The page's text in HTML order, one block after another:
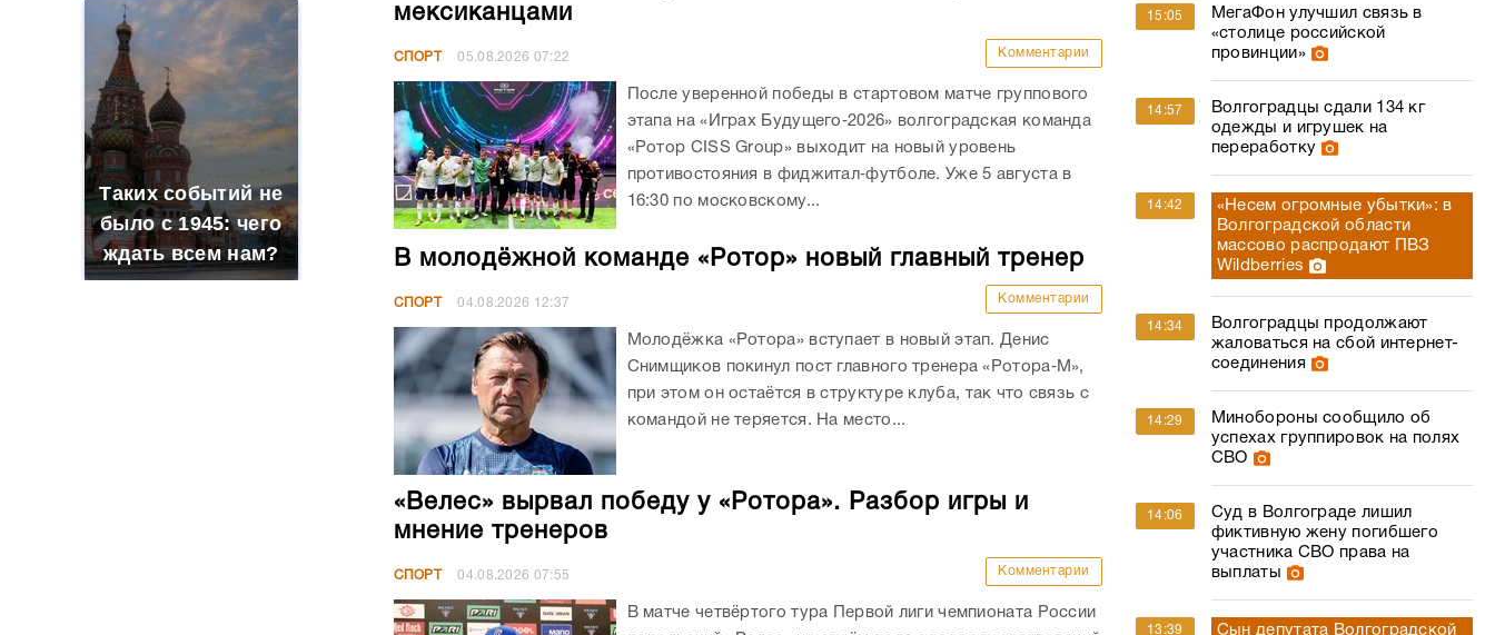
Таких событий не
было с 1945: чего
ждать всем нам?
мексиканцами
СПОРТ 05.08.2026 07:22 Комментарии
После уверенной победы в стартовом матче группового
этапа на «Играх Будущего‑2026» волгоградская команда
«Ротор CISS Group» выходит на новый уровень
противостояния в фиджитал‑футболе. Уже 5 августа в
16:30 по московскому...
В молодёжной команде «Ротор» новый главный тренер
СПОРТ 04.08.2026 12:37 Комментарии
Молодёжка «Ротора» вступает в новый этап. Денис
Снимщиков покинул пост главного тренера «Ротора‑М»,
при этом он остаётся в структуре клуба, так что связь с
командой не теряется. На место...
«Велес» вырвал победу у «Ротора». Разбор игры и
мнение тренеров
СПОРТ 04.08.2026 07:55 Комментарии
В матче четвёртого тура Первой лиги чемпионата России
15:05
МегаФон улучшил связь в
«столице российской
провинции»
14:57
Волгоградцы сдали 134 кг
одежды и игрушек на
переработку
14:42
«Несем огромные убытки»: в
Волгоградской области
массово распродают ПВЗ
Wildberries
14:34
Волгоградцы продолжают
жаловаться на сбой интернет-
соединения
14:29
Минобороны сообщило об
успехах группировок на полях
СВО
14:06
Суд в Волгограде лишил
фиктивную жену погибшего
участника СВО права на
выплаты
13:39
Сын депутата Волгоградской